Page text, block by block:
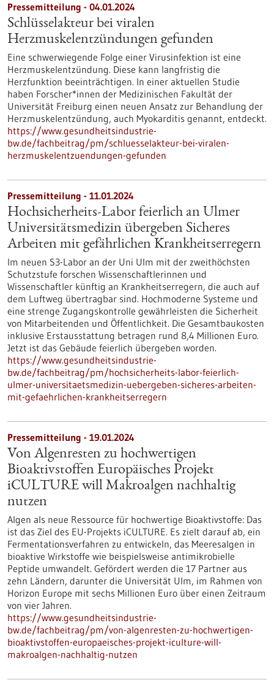
Pressemitteilung - 04.01.2024
Schlüsselakteur bei viralen
Herzmuskelentzündungen gefunden
Eine schwerwiegende Folge einer Virusinfektion ist eine
Herzmuskelentzündung. Diese kann langfristig die
Herzfunktion beeinträchtigen. In einer aktuellen Studie
haben Forscher*innen der Medizinischen Fakultät der
Universität Freiburg einen neuen Ansatz zur Behandlung der
Herzmuskelentzündung, auch Myokarditis genannt, entdeckt.
https://www.gesundheitsindustrie-
bw.de/fachbeitrag/pm/schluesselakteur-bei-viralen-
herzmuskelentzuendungen-gefunden
Pressemitteilung - 11.01.2024
Hochsicherheits-Labor feierlich an Ulmer
Universitätsmedizin übergeben Sicheres
Arbeiten mit gefährlichen Krankheitserregern
Im neuen S3-Labor an der Uni Ulm mit der zweithöchsten
Schutzstufe forschen Wissenschaftlerinnen und
Wissenschaftler künftig an Krankheitserregern, die auch auf
dem Luftweg übertragbar sind. Hochmoderne Systeme und
eine strenge Zugangskontrolle gewährleisten die Sicherheit
von Mitarbeitenden und Öffentlichkeit. Die Gesamtbaukosten
inklusive Erstausstattung betragen rund 8,4 Millionen Euro.
Jetzt ist das Gebäude feierlich übergeben worden.
https://www.gesundheitsindustrie-
bw.de/fachbeitrag/pm/hochsicherheits-labor-feierlich-
ulmer-universitaetsmedizin-uebergeben-sicheres-arbeiten-
mit-gefaehrlichen-krankheitserregern
Pressemitteilung - 19.01.2024
Von Algenresten zu hochwertigen
Bioaktivstoffen Europäisches Projekt
iCULTURE will Makroalgen nachhaltig
nutzen
Algen als neue Ressource für hochwertige Bioaktivstoffe: Das
ist das Ziel des EU-Projekts iCULTURE. Es zielt darauf ab, ein
Fermentationsverfahren zu entwickeln, das Meeresalgen in
bioaktive Wirkstoffe wie beispielsweise antimikrobielle
Peptide umwandelt. Gefördert werden die 17 Partner aus
zehn Ländern, darunter die Universität Ulm, im Rahmen von
Horizon Europe mit sechs Millionen Euro über einen Zeitraum
von vier Jahren.
https://www.gesundheitsindustrie-
bw.de/fachbeitrag/pm/von-algenresten-zu-hochwertigen-
bioaktivstoffen-europaeisches-projekt-iculture-will-
makroalgen-nachhaltig-nutzen